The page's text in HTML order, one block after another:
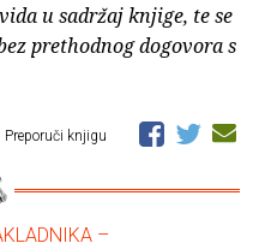
u sadržaj knjige, te se
prethodnog dogovora s
Preporuči knjigu
–